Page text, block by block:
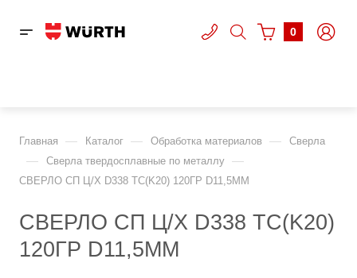
0
Главная — Каталог — Обработка материалов — Сверла
— Сверла твердосплавные по металлу —
СВЕРЛО СП Ц/Х D338 TC(K20) 120ГР D11,5ММ
СВЕРЛО СП Ц/Х D338 TC(K20)
120ГР D11,5ММ